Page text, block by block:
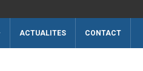
ACTUALITES CONTACT